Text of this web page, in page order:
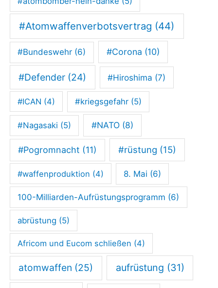
#Atomwaffenverbotsvertrag (44)
#Bundeswehr (6) #Corona (10)
#Defender (24) #Hiroshima (7)
#ICAN (4) #kriegsgefahr(5)
#Nagasaki (5) #NATO(8)
#Pogromnacht (11) #rüstung (15)
#waffenproduktion (4) 8. Mai (6)
100-Milliarden-Aufrüstungsprogramm (6)
abrüstung (5)
Africom und Eucom schließen (4)
atomwaffen (25) aufrüstung (31)